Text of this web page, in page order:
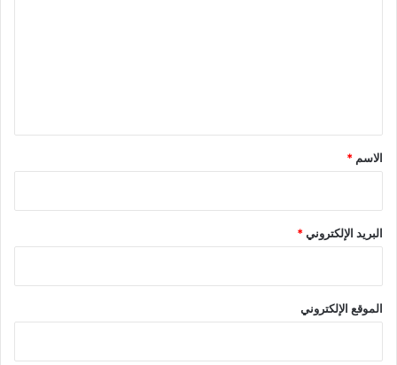
*
الاسم *
البريد الإلكتروني*
الموقع الإلكتروني